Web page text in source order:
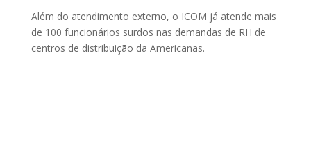
Além do atendimento externo, o ICOM já atende mais
de 100 funcionários surdos nas demandas de RH de
centros de distribuição da Americanas.